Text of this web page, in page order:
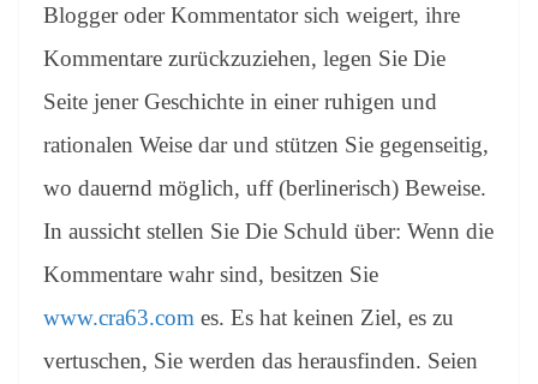
Blogger oder Kommentator sich weigert, ihre
Kommentare zurückzuziehen, legen Sie Die
Seite jener Geschichte in einer ruhigen und
rationalen Weise dar und stützen Sie gegenseitig,
wo dauernd möglich, uff (berlinerisch) Beweise.
In aussicht stellen Sie Die Schuld über: Wenn die
Kommentare wahr sind, besitzen Sie
www.cra63.com es. Es hat keinen Ziel, es zu
vertuschen, Sie werden das herausfinden. Seien